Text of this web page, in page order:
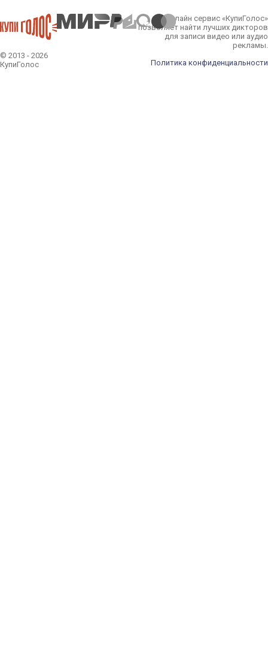
© 2013 - 2026
КупиГолос
Онлайн сервис «КупиГолос»
позволяет найти лучших дикторов
для записи видео или аудио
рекламы.
Политика конфиденциальности